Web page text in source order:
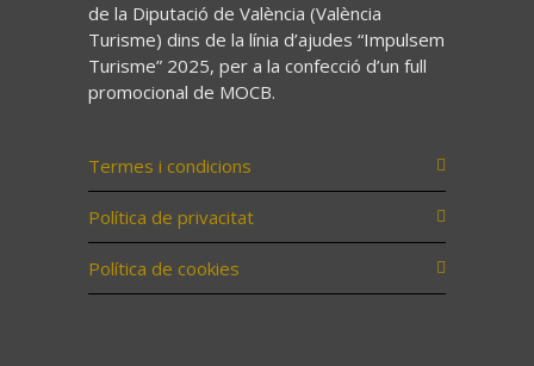
de la Diputació de València (València
Turisme) dins de la línia d’ajudes “Impulsem
Turisme” 2025, per a la confecció d’un full
promocional de MOCB.
Termes i condicions
Política de privacitat
Política de cookies